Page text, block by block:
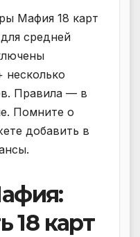
Мафия 18 карт
средней
Правила — в
Помните о
добавить в
18 карт